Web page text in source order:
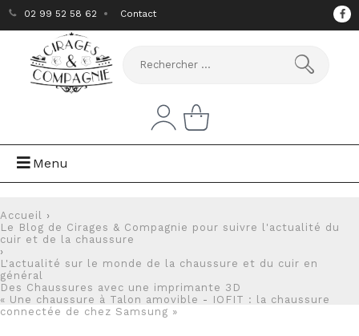
02 99 52 58 62 Contact
Menu
Accueil ›
Le Blog de Cirages & Compagnie pour suivre l'actualité du
cuir et de la chaussure
›
L'actualité sur le monde de la chaussure et du cuir en
général
Des Chaussures avec une imprimante 3D
« Une chaussure à Talon amovible - IOFIT : la chaussure
connectée de chez Samsung »